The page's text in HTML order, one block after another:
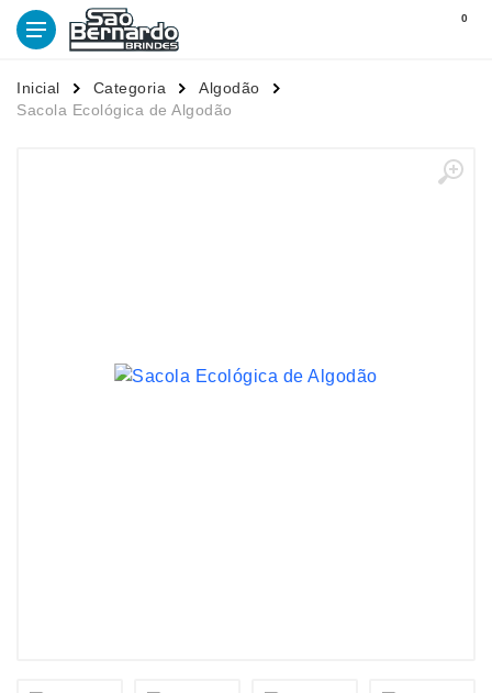
0
Inicial Categoria
Algodão
Sacola Ecológica de Algodão